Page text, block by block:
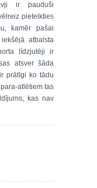
ir pauduši
pieteikties
kamēr pašai
atbalsta
līdzjutēji ir
atsver šāda
prātīgi ko tādu
atlētiem tas
kas nav